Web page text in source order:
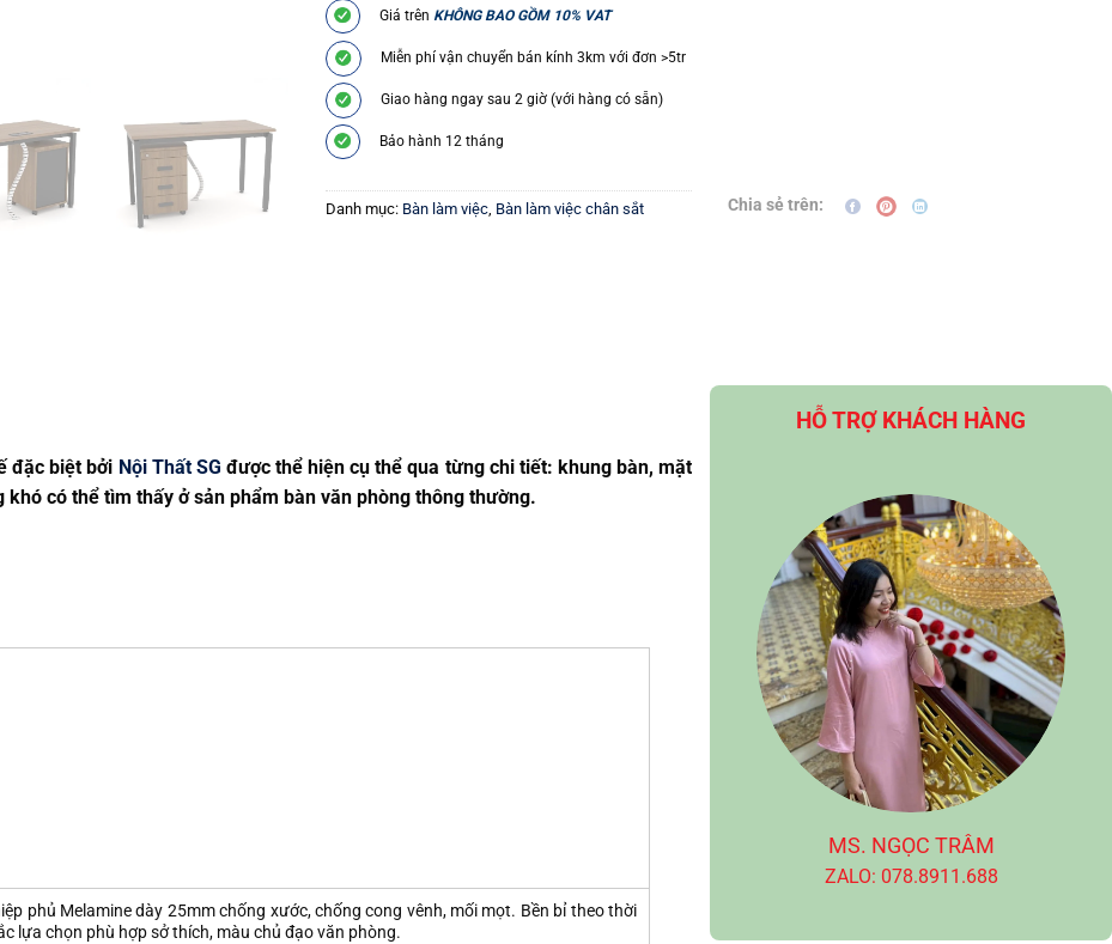
Giá trên KHÔNG BAO GỒM 10% VAT
Miễn phí vận chuyển bán kính 3km với đơn >5tr
Giao hàng ngay sau 2 giờ (với hàng có sẵn)
Bảo hành 12 tháng
Danh mục: Bàn làm việc Bàn làm việc chân sắt Chia sẻ trên:
đặc biệt bởi Nội Thất SG được thể hiện cụ thể qua từng chi tiết: khung bàn, mặt
có thể tìm thấy ở sản phẩm bàn văn phòng thông thường.
phủ Melamine dày 25mm chống xước, chống cong vênh, mối mọt. Bền bỉ theo thời
lựa chọn phù hợp sở thích, màu chủ đạo văn phòng.
HỖ TRỢ KHÁCH HÀNG
MS. NGỌC TRÂM
ZALO: 078.8911.688